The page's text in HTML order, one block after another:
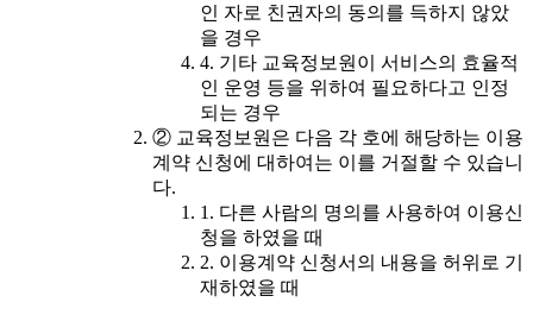
인 자로 친권자의 동의를 득하지 않았
을 경우
4. 기타 교육정보원이 서비스의 효율적
인 운영 등을 위하여 필요하다고 인정
되는 경우
② 교육정보원은 다음 각 호에 해당하는 이용
계약 신청에 대하여는 이를 거절할 수 있습니
다.
1. 다른 사람의 명의를 사용하여 이용신
청을 하였을 때
2. 이용계약 신청서의 내용을 허위로 기
재하였을 때